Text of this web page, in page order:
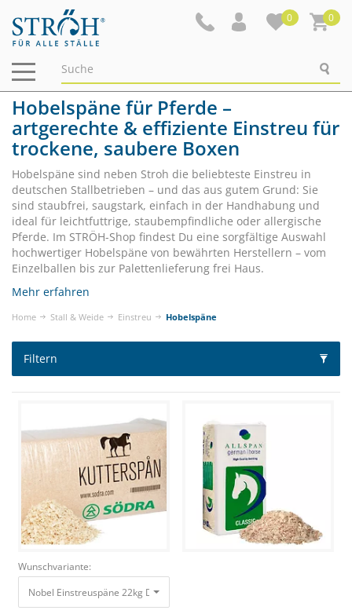
0 0
Navigation
ein-/ausblenden
Hobelspäne für Pferde –
artgerechte & effiziente Einstreu für
trockene, saubere Boxen
Hobelspäne sind neben Stroh die beliebteste Einstreu in
deutschen Stallbetrieben – und das aus gutem Grund: Sie
sind staubfrei, saugstark, einfach in der Handhabung und
ideal für leichtfuttrige, staubempfindliche oder allergische
Pferde. Im STRÖH-Shop findest Du eine sorgfältige Auswahl
hochwertiger Hobelspäne von bewährten Herstellern – vom
Einzelballen bis zur Palettenlieferung frei Haus.
Mehr erfahren
Home Stall & Weide Einstreu Hobelspäne
Filtern
Wunschvariante:
Nobel Einstreuspäne 22kg Die perfekte Einstreu 17,99 €